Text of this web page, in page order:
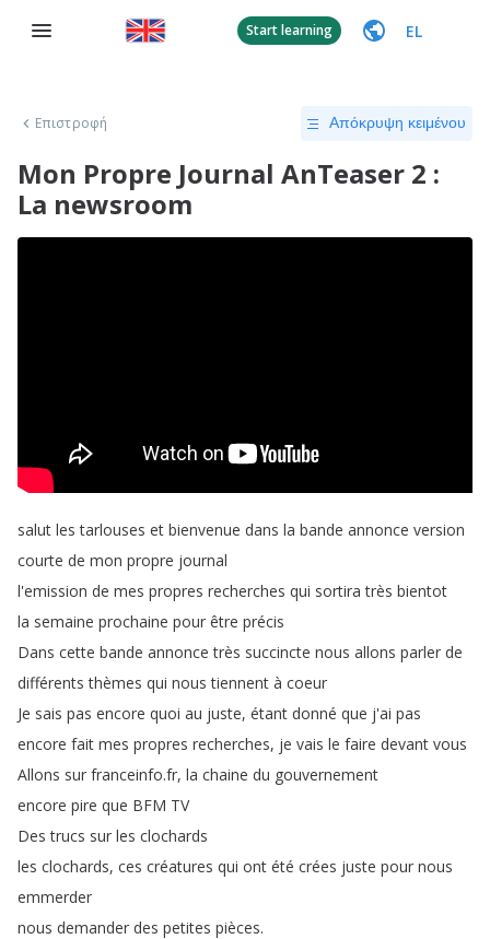
Start learning EL
Επιστροφή Απόκρυψη κειμένου
Mon Propre Journal AnTeaser 2 :
La newsroom
salut les tarlouses et bienvenue dans la bande annonce version
courte de mon propre journal
l'emission de mes propres recherches qui sortira très bientot
la semaine prochaine pour être précis
Dans cette bande annonce très succincte nous allons parler de
différents thèmes qui nous tiennent à coeur
Je sais pas encore quoi au juste, étant donné que j'ai pas
encore fait mes propres recherches, je vais le faire devant vous
Allons sur franceinfo.fr, la chaine du gouvernement
encore pire que BFM TV
Des trucs sur les clochards
les clochards, ces créatures qui ont été crées juste pour nous
emmerder
nous demander des petites pièces.